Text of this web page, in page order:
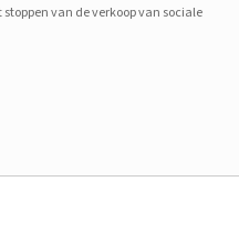
van de verkoop van sociale